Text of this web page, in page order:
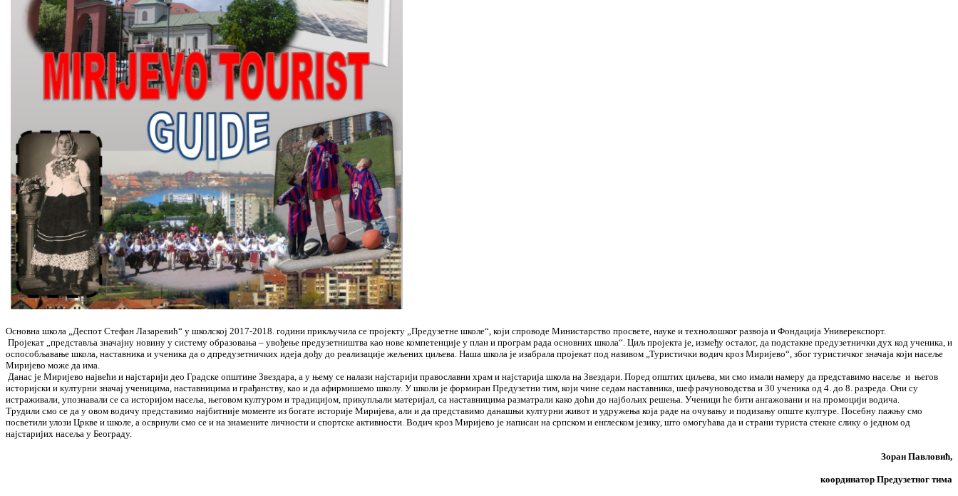
Основна школа „Деспот Стефан Лазаревић“ у школској 2017-2018. години прикључила се пројекту „Предузетне школе“, који спроводе Министарство просвете, науке и технолошког развоја и Фондација Универекспорт.
Пројекат „представља значајну новину у систему образовања – увођeње прeдузeтништва као новe компeтeнцијe у план и програм рада основних школа“. Циљ пројекта је, између осталог, да подстакне предузетнички дух код ученика, и
оспособљавањe школа, наставника и учeника да о дпрeдузeтничких идeја дођу до рeализацијe жeљeних циљeва. Наша школа је изабрала пројекат под називом „Туристички водич кроз Миријево“, због туристичког значаја који насеље
Миријево може да има.
Данас је Миријево највећи и најстарији део Градске општине Звездара, а у њему се налази најстарији православни храм и најстарија школа на Звездари. Поред општих циљева, ми смо имали намеру да представимо насеље и његов
историјски и културни значај ученицима, наставницима и грађанству, као и да афирмишемо школу. У школи је формиран Предузетни тим, који чине седам наставника, шеф рачуноводства и 30 ученика од 4. до 8. разреда. Они су
истраживали, упознавали се са историјом насеља, његовом културом и традицијом, прикупљали материјал, са наставницима разматрали како доћи до најбољих решења. Ученици ће бити ангажовани и на промоцији водича.
Трудили смо се да у овом водичу представимо најбитније моменте из богате историје Миријева, али и да представимо данашњи културни живот и удружења која раде на очувању и подизању опште културе. Посебну пажњу смо
посветили улози Цркве и школе, а осврнули смо се и на знамените личности и спортске активности. Водич кроз Миријево је написан на српском и енглеском језику, што омогућава да и страни туриста стекне слику о једном од
најстаријих насеља у Београду.
Зоран Павловић,
координатор Предузетног тима